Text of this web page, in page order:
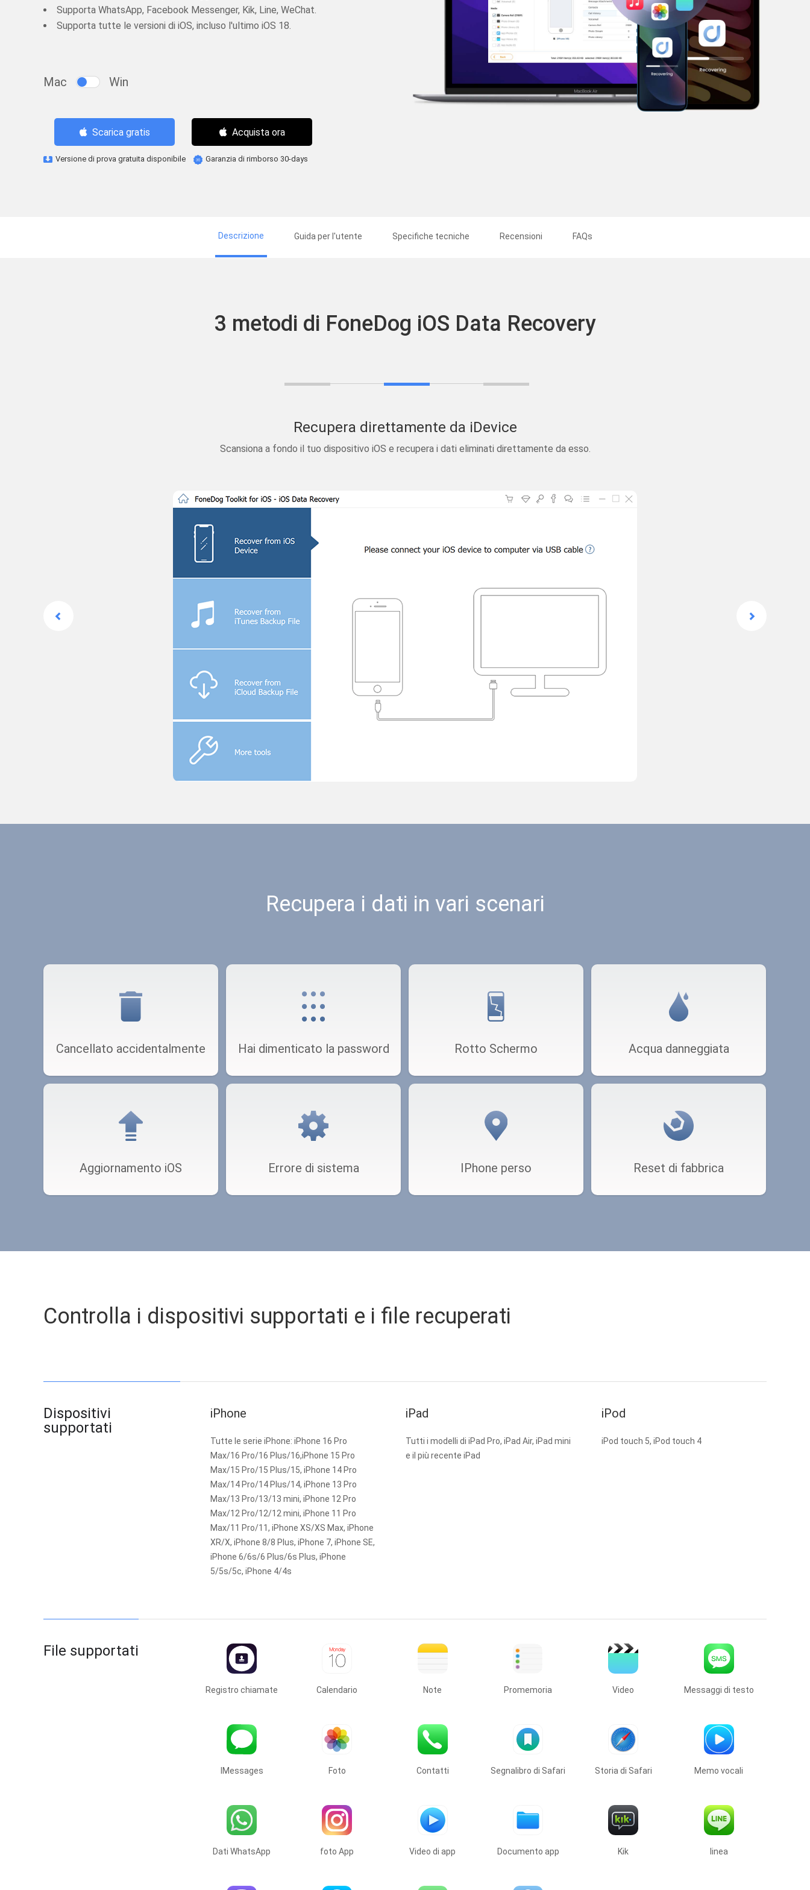
Supporta WhatsApp, Facebook Messenger, Kik, Line, WeChat.
Supporta tutte le versioni di iOS, incluso l'ultimo iOS 18.
Mac Win
Scarica gratis
Versione di prova gratuita disponibile
Acquista ora
Garanzia di rimborso 30-days
Descrizione Guida per l'utente Specifiche tecniche Recensioni FAQs
3 metodi di FoneDog iOS Data Recovery
Recupera da Backup di iTunes
Scansiona e ripristina selettivamente i dati dal backup di iTunes con semplici clic.
Recupera i dati in vari scenari
Cancellato accidentalmente Hai dimenticato la password Rotto Schermo Acqua danneggiata
Aggiornamento iOS Errore di sistema IPhone perso Reset di fabbrica
Controlla i dispositivi supportati e i file recuperati
Dispositivi
supportati
iPhone
Tutte le serie iPhone: iPhone 16 Pro
Max/16 Pro/16 Plus/16,iPhone 15 Pro
Max/15 Pro/15 Plus/15, iPhone 14 Pro
Max/14 Pro/14 Plus/14, iPhone 13 Pro
Max/13 Pro/13/13 mini, iPhone 12 Pro
Max/12 Pro/12/12 mini, iPhone 11 Pro
Max/11 Pro/11, iPhone XS/XS Max, iPhone
XR/X, iPhone 8/8 Plus, iPhone 7, iPhone SE,
iPhone 6/6s/6 Plus/6s Plus, iPhone
5/5s/5c, iPhone 4/4s
iPad
Tutti i modelli di iPad Pro, iPad Air, iPad mini
e il più recente iPad
iPod
iPod touch 5, iPod touch 4
File supportati
Registro chiamate Calendario Note Promemoria Video Messaggi di testo
IMessages Foto Contatti Segnalibro di Safari Storia di Safari Memo vocali
Dati WhatsApp foto App Video di app Documento app Kik linea